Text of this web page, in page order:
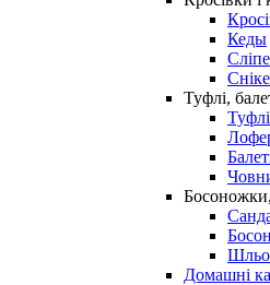
Кеды
Туфлі,
Туфлі
Домашні